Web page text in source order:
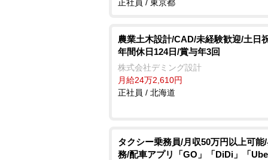
正社員 / 東京都
農業土木設計/CAD/未経験歓迎/土日
年間休日124日/賞与年3回
株式会社デミング設計
月給24万2,610円
正社員 / 北海道
タクシー乗務員/月収50万円以上可能
務/配車アプリ「GO」「DiDi」「